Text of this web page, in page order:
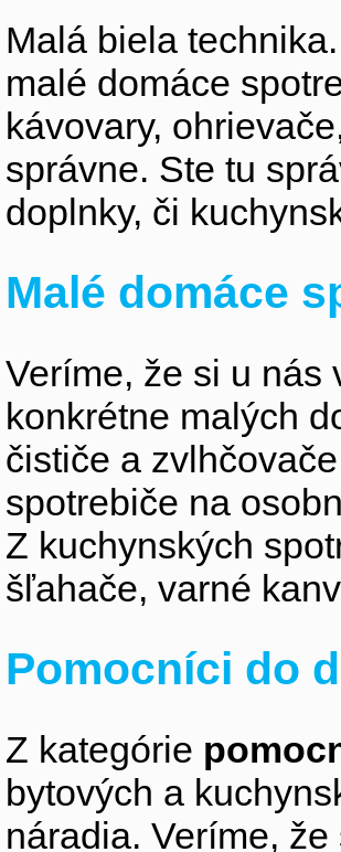
Malá biela
malé domáce
kávovary,
správne. Ste tu
doplnky, či
Malé domáce
Veríme, že si u nás
konkrétne malých
čističe a
spotrebiče na
Z kuchynských
šľahače, varné
Pomocníci do
Z kategórie
bytových a
náradia. Veríme, že